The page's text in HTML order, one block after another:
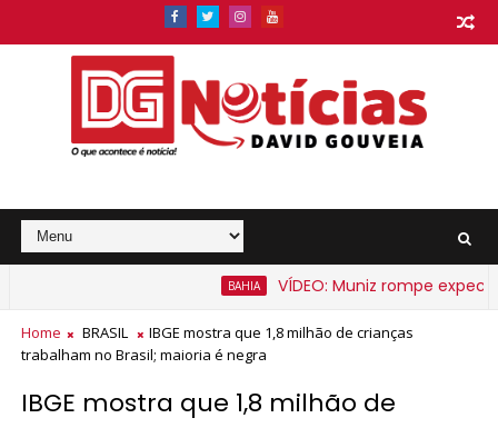
VÍDEO: Muniz rompe
na Bahia a partir de segunda-feira
Home BRASIL
IBGE mostra que 1,8 milhão de crianças
trabalham no Brasil; maioria é negra
IBGE mostra que 1,8 milhão de